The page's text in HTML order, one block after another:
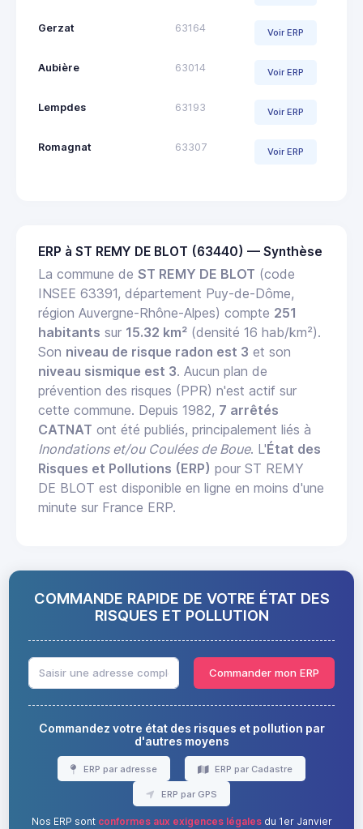
Gerzat 63164 Voir ERP
Aubière 63014 Voir ERP
Lempdes 63193 Voir ERP
Romagnat 63307 Voir ERP
ERP à ST REMY DE BLOT (63440) — Synthèse
La commune de ST REMY DE BLOT (code
INSEE 63391, département Puy-de-Dôme,
région Auvergne-Rhône-Alpes) compte 251
habitants sur 15.32 km² (densité 16 hab/km²).
Son niveau de risque radon est 3 et son
niveau sismique est 3. Aucun plan de
prévention des risques (PPR) n'est actif sur
cette commune. Depuis 1982, 7 arrêtés
CATNAT ont été publiés, principalement liés à
Inondations et/ou Coulées de Boue. L'État des
Risques et Pollutions (ERP) pour ST REMY
DE BLOT est disponible en ligne en moins d'une
minute sur France ERP.
COMMANDE RAPIDE DE VOTRE ÉTAT DES
RISQUES ET POLLUTION
Commander mon ERP
Commandez votre état des risques et pollution par
d'autres moyens
ERP par adresse ERP par Cadastre
ERP par GPS
Nos ERP sont conformes aux exigences légalesdu 1er Janvier